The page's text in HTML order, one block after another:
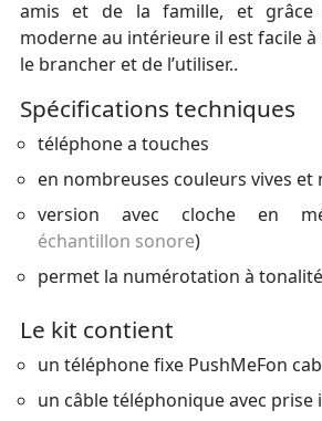
amis et de la famille, et grâce
moderne au intérieure il est facile
le brancher et de l’utiliser..
Spécifications techniques
téléphone a touches
en nombreuses couleurs vives et
version avec cloche en
échantillon sonore)
permet la numérotation à tonalité
Le kit contient
un téléphone fixe PushMeFon
un câble téléphonique avec prise